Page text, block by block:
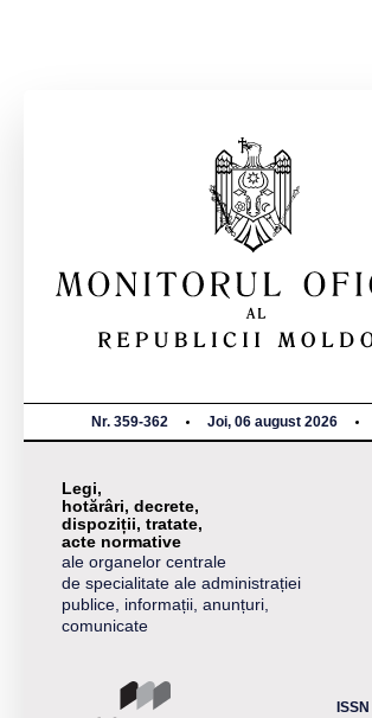
Nr. 359-362 Joi, 06 august 2026
Legi,
hotărâri, decrete,
dispoziții, tratate,
acte normative
ale organelor centrale
de specialitate ale administrației
publice, informații, anunțuri,
comunicate